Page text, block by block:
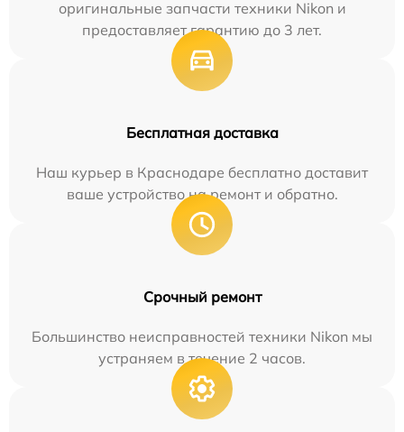
оригинальные запчасти техники Nikon и
предоставляет гарантию до 3 лет.
Бесплатная доставка
Наш курьер в Краснодаре бесплатно доставит
ваше устройство на ремонт и обратно.
Срочный ремонт
Большинство неисправностей техники Nikon мы
устраняем в течение 2 часов.